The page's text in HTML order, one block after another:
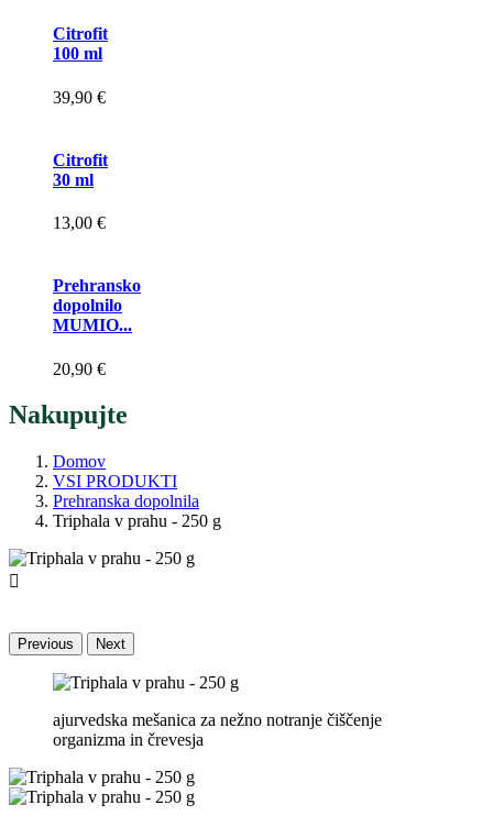
Citrofit
100 ml
39,90 €
Citrofit
30 ml
13,00 €
Prehransko
dopolnilo
MUMIO...
20,90 €
Nakupujte
Domov
VSI PRODUKTI
Prehranska dopolnila
Triphala v prahu - 250 g

Previous Next
ajurvedska mešanica za nežno notranje čiščenje
organizma in črevesja